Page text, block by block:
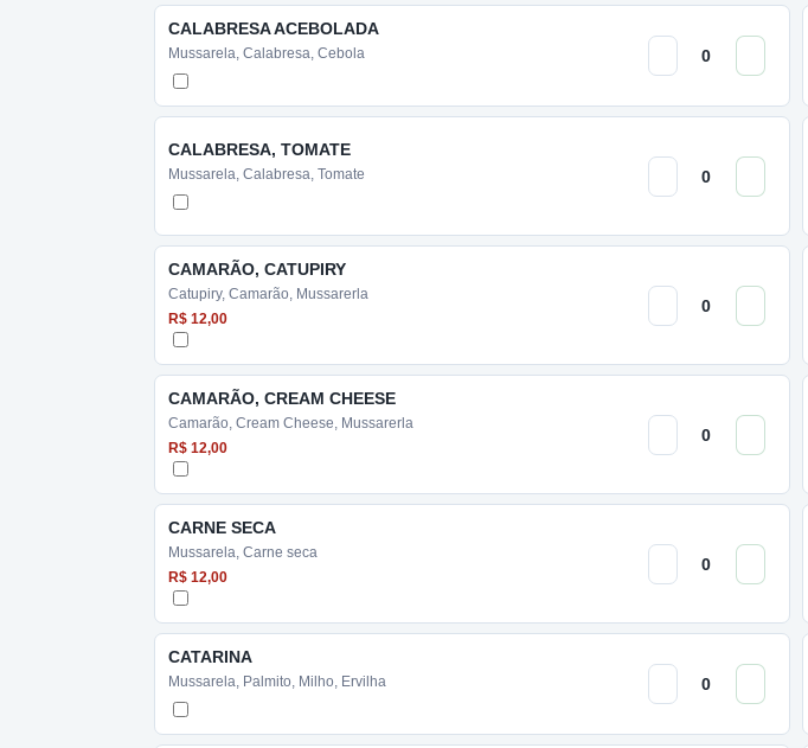
CALABRESA ACEBOLADA
Mussarela, Calabresa, Cebola
CALABRESA, TOMATE
Mussarela, Calabresa, Tomate
CAMARÃO, CATUPIRY
Catupiry, Camarão, Mussarerla
R$ 12,00
CAMARÃO, CREAM CHEESE
Camarão, Cream Cheese, Mussarerla
R$ 12,00
CARNE SECA
Mussarela, Carne seca
R$ 12,00
CATARINA
Mussarela, Palmito, Milho, Ervilha